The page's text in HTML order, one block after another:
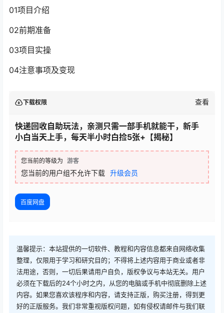
01项目介绍
02前期准备
03项目实操
04注意事项及变现
下载权限 查看
快递回收自助玩法，亲测只需一部手机就能干，新手
小白当天上手，每天半小时白捡5张+【揭秘】
您当前的等级为 游客
您当前的用户组不允许下载 升级会员
百度网盘
温馨提示：本站提供的一切软件、教程和内容信息都来自网络收集
整理，仅限用于学习和研究目的；不得将上述内容用于商业或者非
法用途，否则，一切后果请用户自负，版权争议与本站无关。用户
必须在下载后的24个小时之内，从您的电脑或手机中彻底删除上述
内容。如果您喜欢该程序和内容，请支持正版，购买注册，得到更
好的正版服务。我们非常重视版权问题，如有侵权请邮件与我们联